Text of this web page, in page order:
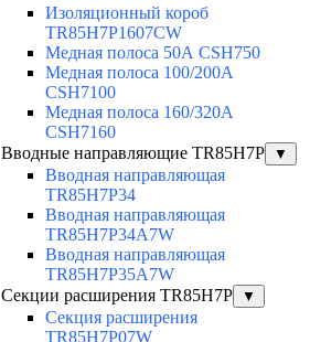
Изоляционный короб
TR85H7P1607CW
Медная полоса 50А CSH750
Медная полоса 100/200A
CSH7100
Медная полоса 160/320A
CSH7160
Вводные направляющие TR85H7P
▼
Вводная направляющая
TR85H7P34
Вводная направляющая
TR85H7P34A7W
Вводная направляющая
TR85H7P35A7W
Секции расширения TR85H7P
▼
Секция расширения
TR85H7P07W